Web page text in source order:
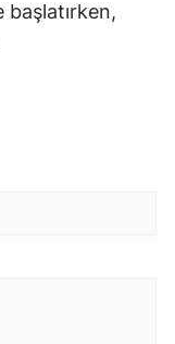
başlatırken,